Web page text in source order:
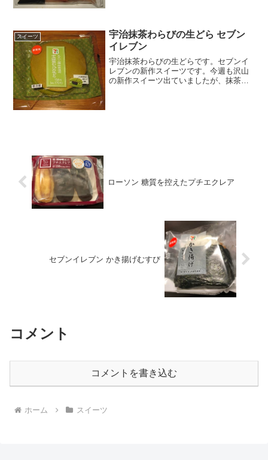
バターを使ったこだわりの...
スイーツ
宇治抹茶わらびの生どら セブン
イレブン
宇治抹茶わらびの生どらです。セブンイ
レブンの新作スイーツです。今週も沢山
の新作スイーツ出ていましたが、抹茶系
ローソン 糖質を控えたプチエクレア
セブンイレブン かき揚げむすび
コメント
コメントを書き込む
ホーム スイーツ